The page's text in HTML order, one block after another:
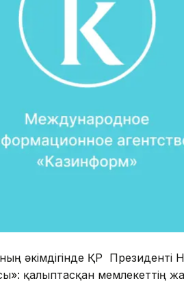
әкімдігінде ҚР
қалыптасқан мемлекеттің